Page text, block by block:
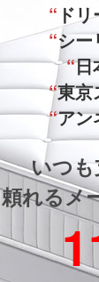
“ ド
“シ
“日
“東京
“アン
いつ
頼れるメ